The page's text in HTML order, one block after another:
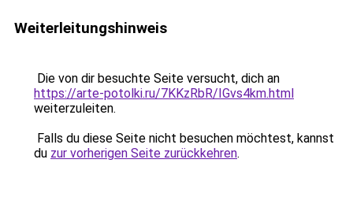
Weiterleitungshinweis
Die von dir besuchte Seite versucht, dich an
https://arte-potolki.ru/7KKzRbR/IGvs4km.html
weiterzuleiten.
Falls du diese Seite nicht besuchen möchtest, kannst
du zur vorherigen Seite zurückkehren.